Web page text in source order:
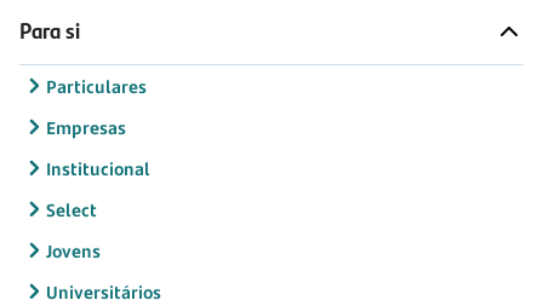
Para si
Particulares
Empresas
Institucional
Select
Jovens
Universitários